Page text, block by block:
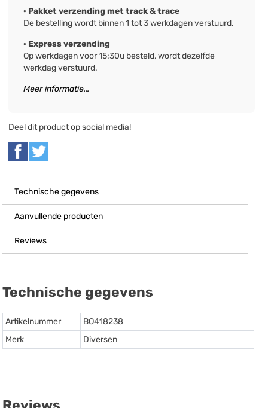
· Pakket verzending met track & trace
De bestelling wordt binnen 1 tot 3 werkdagen verstuurd.
· Express verzending
Op werkdagen voor 15:30u besteld, wordt dezelfde
werkdag verstuurd.
Meer informatie...
Deel dit product op social media!
Technische gegevens
Aanvullende producten
Reviews
Technische gegevens
Artikelnummer
BO418238
Merk
Diversen